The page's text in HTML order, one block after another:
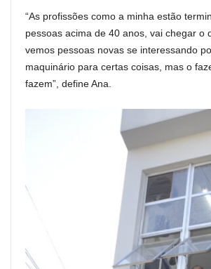
“As profissões como a minha estão
pessoas acima de 40 anos, vai chegar
vemos pessoas novas se interessando
maquinário para certas coisas, mas o
fazem”, define Ana.